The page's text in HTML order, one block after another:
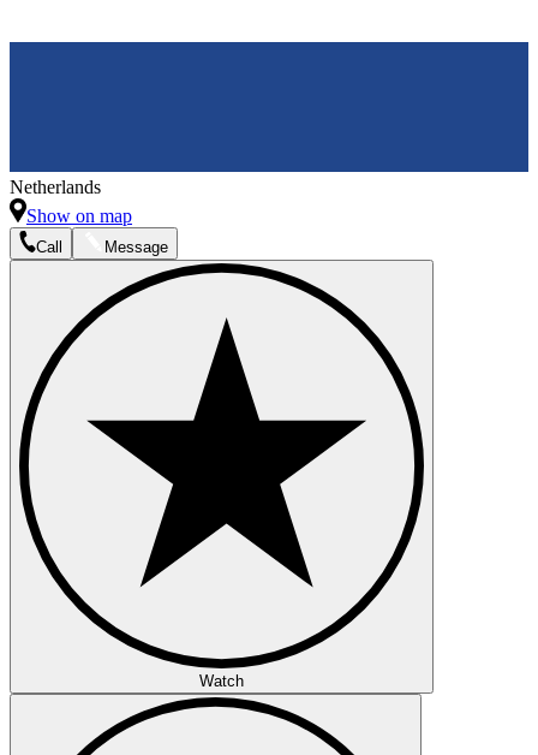
Netherlands
Show on map
Call Message
Watch